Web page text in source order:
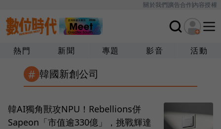
關於我們廣告合作內容授權
熱門 新聞 專題 影音 活動
# 韓國新創公司
韓AI獨角獸攻NPU！Rebellions併
Sapeon「市值逾330億」，挑戰輝達